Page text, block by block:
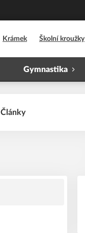
Krámek Školní kroužky
Gymnastika
Články